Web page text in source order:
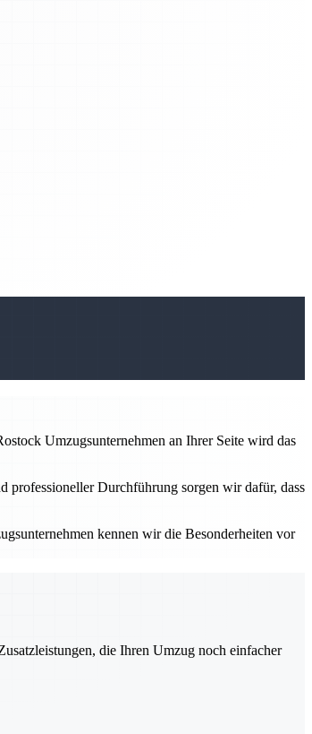
Umzugsunternehmen an Ihrer Seite wird das
professioneller Durchführung sorgen wir dafür, dass
kennen wir die Besonderheiten vor
die Ihren Umzug noch einfacher